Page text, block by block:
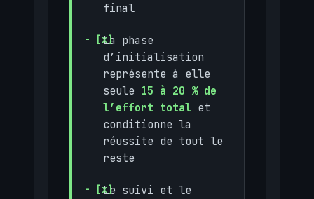
final
La phase
d’initialisation
représente à elle
seule 15 à 20 % de
l’effort total et
conditionne la
réussite de tout le
reste
Le suivi et le